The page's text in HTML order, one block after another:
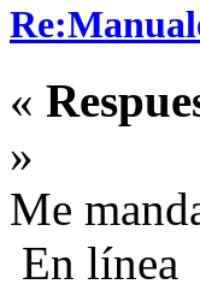
«
»
Me
En línea